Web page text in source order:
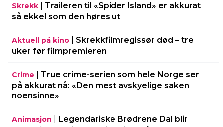
Skrekk
Traileren til «Spider Island» er akkurat
så ekkel som den høres ut
Aktuell på kino
Skrekkfilmregissør død – tre
uker før filmpremieren
Crime
True crime-serien som hele Norge ser
på akkurat nå: «Den mest avskyelige saken
noensinne»
Animasjon
Legendariske Brødrene Dal blir